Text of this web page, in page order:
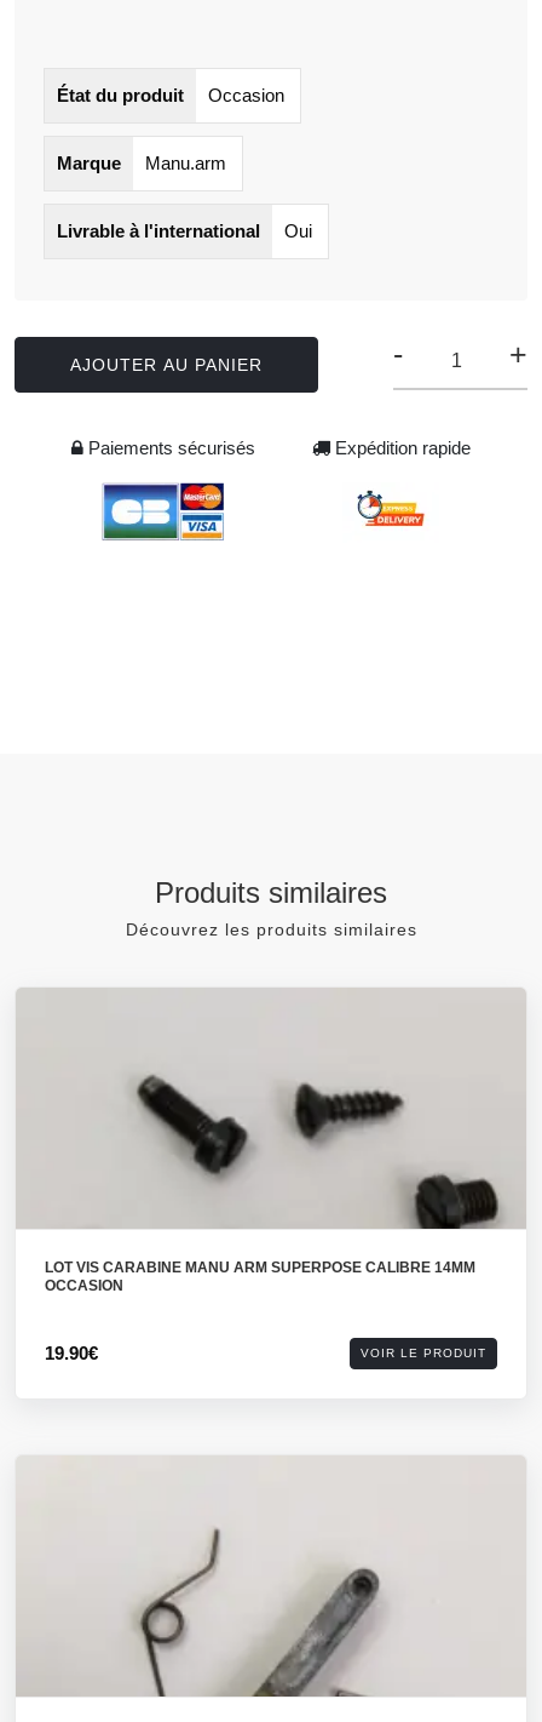
État du produit Occasion
Marque Manu.arm
Livrable à l'international Oui
AJOUTER AU PANIER - +
Paiements sécurisés Expédition rapide
Produits similaires
Découvrez les produits similaires
LOT VIS CARABINE MANU ARM SUPERPOSE CALIBRE 14MM
OCCASION
19.90€ VOIR LE PRODUIT